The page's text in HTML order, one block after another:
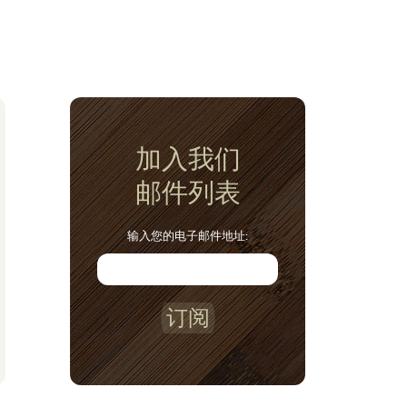
加入我们
邮件列表
输入您的电子邮件地址:
订阅